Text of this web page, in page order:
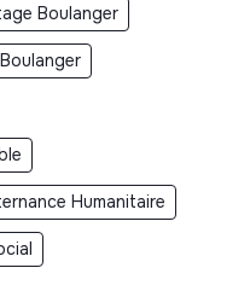
Boulanger
Humanitaire